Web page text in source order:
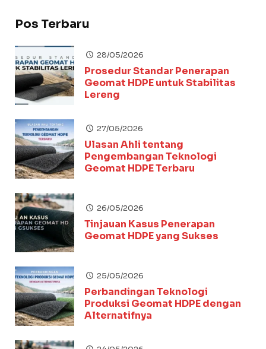
Pos Terbaru
28/05/2026
Prosedur Standar Penerapan
Geomat HDPE untuk Stabilitas
Lereng
27/05/2026
Ulasan Ahli tentang
Pengembangan Teknologi
Geomat HDPE Terbaru
26/05/2026
Tinjauan Kasus Penerapan
Geomat HDPE yang Sukses
25/05/2026
Perbandingan Teknologi
Produksi Geomat HDPE dengan
Alternatifnya